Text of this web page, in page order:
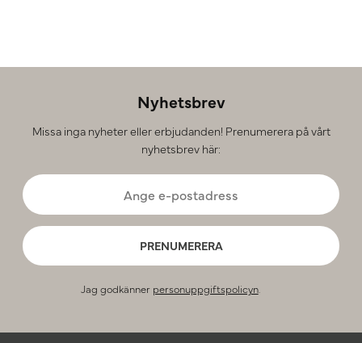
Nyhetsbrev
Missa inga nyheter eller erbjudanden! Prenumerera på vårt
nyhetsbrev här:
PRENUMERERA
Jag godkänner personuppgiftspolicyn.